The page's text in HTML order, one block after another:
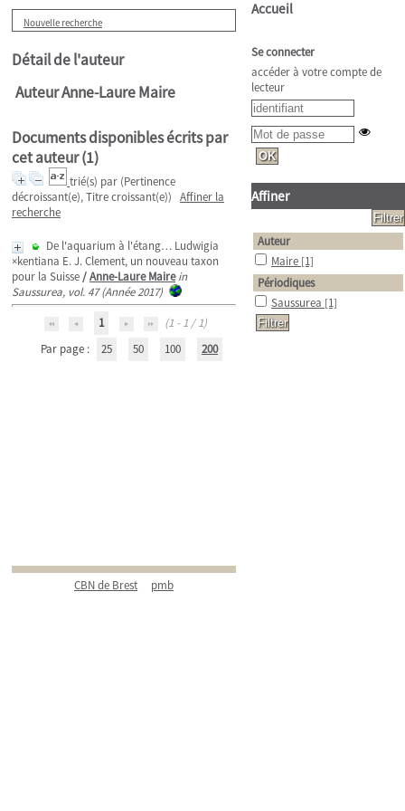
Nouvelle recherche
Détail de l'auteur
Auteur Anne-Laure Maire
Documents disponibles écrits par
cet auteur (1)
trié(s) par (Pertinence
décroissant(e), Titre croissant(e)) Affiner la
recherche
De l'aquarium à l'étang… Ludwigia
×kentiana E. J. Clement, un nouveau taxon
pour la Suisse/Anne-Laure Maire in
Saussurea, vol. 47 (Année 2017)
1
(1 - 1 / 1)
Par page :
25 50 100 200
CBN de Brest pmb
Accueil
Se connecter
accéder à votre compte de
lecteur
Affiner
Auteur
Maire [1]
Périodiques
Saussurea [1]